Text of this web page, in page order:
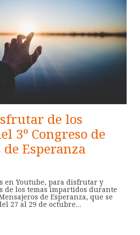
de los
3º Congreso de
Esperanza
en Youtube, para disfrutar y
de los temas impartidos durante
de Esperanza, que se
27 al 29 de octubre…